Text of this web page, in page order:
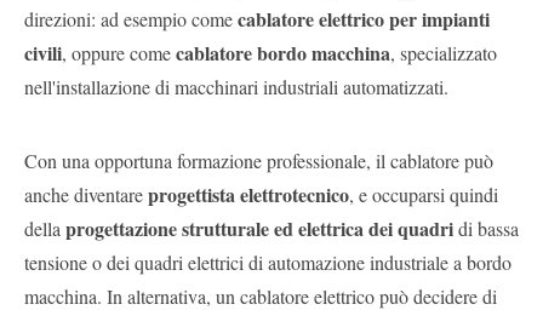
direzioni: ad esempio comecablatore elettrico per impianti
civili, oppure comecablatore bordo macchina, specializzato
nell'installazione di macchinari industriali automatizzati.
Con una opportuna formazione professionale, il cablatore può
anche diventareprogettista elettrotecnico, e occuparsi quindi
della progettazione strutturale ed elettrica dei quadridi bassa
tensione o dei quadri elettrici di automazione industriale a bordo
macchina. In alternativa, un cablatore elettrico può decidere di